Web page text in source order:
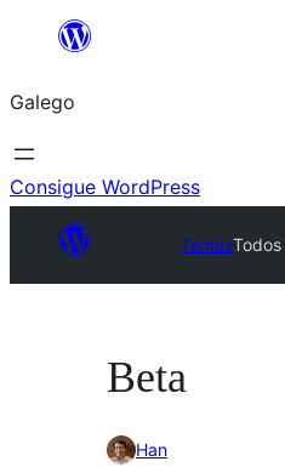
Saltar
contido
Galego
Consigue WordPress
Temas
Beta
Han